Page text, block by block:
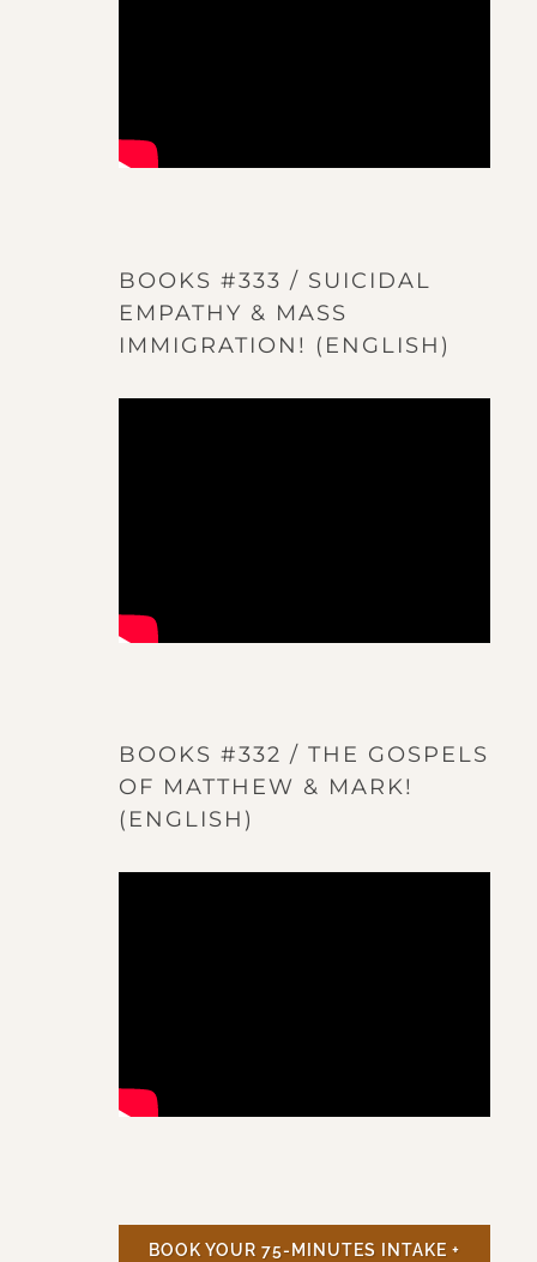
BOOKS #333 / SUICIDAL
EMPATHY & MASS
IMMIGRATION! (ENGLISH)
BOOKS #332 / THE GOSPELS
OF MATTHEW & MARK!
(ENGLISH)
BOOK YOUR 75-MINUTES INTAKE +